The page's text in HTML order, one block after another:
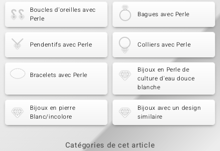
Boucles d'oreilles avec
Perle
Bagues avec Perle
Pendentifs avec Perle Colliers avec Perle
Bracelets avec Perle
Bijoux en Perle de
culture d'eau douce
blanche
Bijoux en pierre
Blanc/incolore
Bijoux avec un design
similaire
Catégories de cet article